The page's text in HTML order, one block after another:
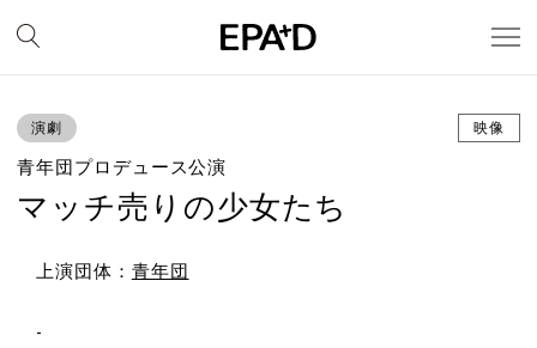
演劇
青年団プロデュース公演
映像
マッチ売りの少女たち
上演団体： 青年団
-